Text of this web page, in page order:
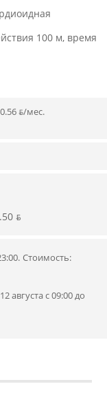
100 м, время
ƃ/мec.
ƃ
Стоимость:
12 августа с 09:00 до